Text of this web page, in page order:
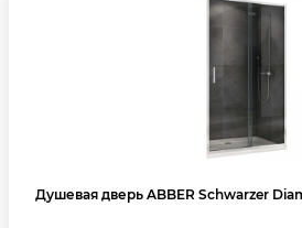
Душевая дверь ABBER Schwarzer